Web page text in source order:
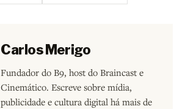
Carlos Merigo
Fundador do B9, host do Braincast e
Cinemático. Escreve sobre mídia,
publicidade e cultura digital há mais de